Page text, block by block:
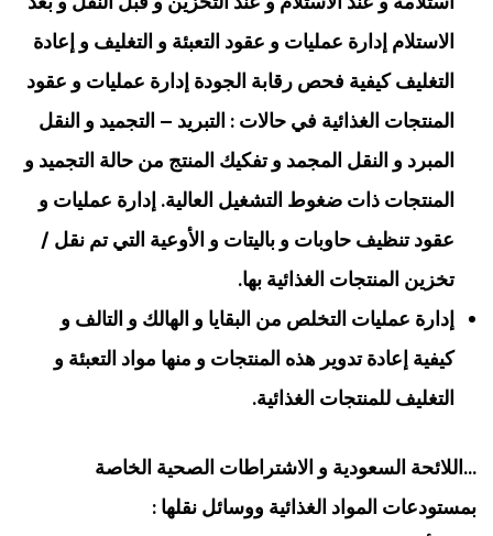
الاستلام إدارة عمليات و عقود التعبئة و التغليف و إعادة
التغليف كيفية فحص رقابة الجودة إدارة عمليات و عقود
المنتجات الغذائية في حالات : التبريد – التجميد و النقل
المبرد و النقل المجمد و تفكيك المنتج من حالة التجميد و
المنتجات ذات ضغوط التشغيل العالية. إدارة عمليات و
عقود تنظيف حاوبات و باليتات و الأوعية التي تم نقل /
تخزين المنتجات الغذائية بها.
إدارة عمليات التخلص من البقايا و الهالك و التالف و
كيفية إعادة تدوير هذه المنتجات و منها مواد التعبئة و
التغليف للمنتجات الغذائية.
…اللائحة السعودية و الاشتراطات الصحية الخاصة
بمستودعات المواد الغذائية ووسائل نقلها :